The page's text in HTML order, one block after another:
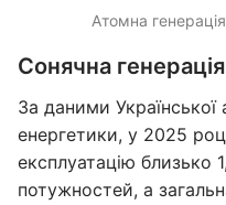
Атомна
Сонячна генерація
За даними Української
енергетики, у 2025
експлуатацію близько
потужностей, а